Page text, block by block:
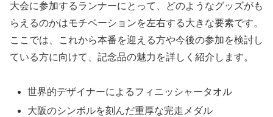
大会に参加するランナーにとって、どのようなグッズがも
らえるのかはモチベーションを左右する大きな要素です。
ここでは、これから本番を迎える方や今後の参加を検討し
ている方に向けて、記念品の魅力を詳しく紹介します。
世界的デザイナーによるフィニッシャータオル
大阪のシンボルを刻んだ重厚な完走メダル